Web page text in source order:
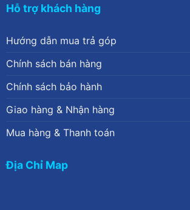
Hỗ trợ khách hàng
Hướng dẫn mua trả góp
Chính sách bán hàng
Chính sách bảo hành
Giao hàng & Nhận hàng
Mua hàng & Thanh toán
Địa Chỉ Map